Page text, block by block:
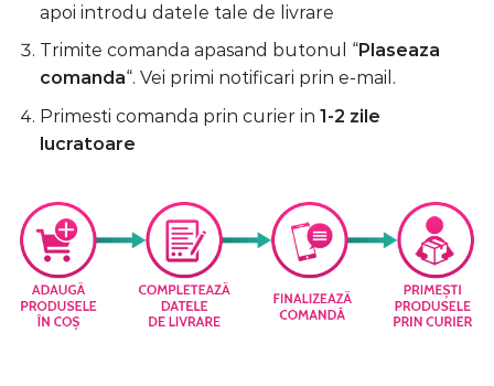
apoi introdu datele tale de livrare
Trimite comanda apasand butonul “Plaseaza
comanda“. Vei primi notificari prin e-mail.
Primesti comanda prin curier in 1-2 zile
lucratoare